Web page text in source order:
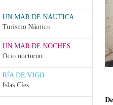
UN MAR DE NÁUTICA
Turismo Náutico
UN MAR DE NOCHES
Ocio nocturno
RÍA DE VIGO
Islas Cíes